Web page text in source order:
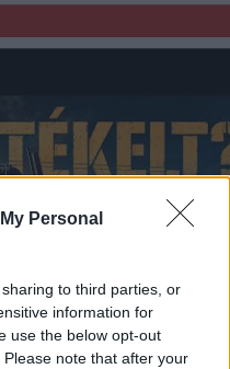
Personal
to third parties, or
information for
use the below opt-out
note that after your